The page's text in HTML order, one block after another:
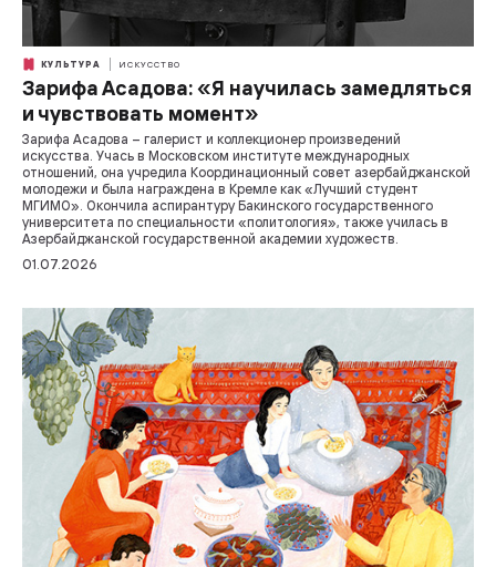
КУЛЬТУРА ИСКУССТВО
Зарифа Асадова: «Я научилась замедляться
и чувствовать момент»
Зарифа Асадова – галерист и коллекционер произведений
искусства. Учась в Московском институте международных
отношений, она учредила Координационный совет азербайджанской
молодежи и была награждена в Кремле как «Лучший студент
МГИМО». Окончила аспирантуру Бакинского государственного
университета по специальности «политология», также училась в
Азербайджанской государственной академии художеств.
01.07.2026